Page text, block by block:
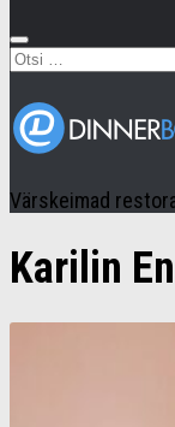
Otsi:
Värskeimad
Karilin